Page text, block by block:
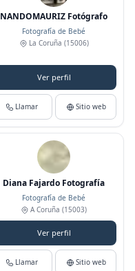
NANDOMAURIZ Fotógrafo
Fotografía de Bebé
La Coruña (15006)
Ver perfil
Llamar Sitio web
Diana Fajardo Fotografía
Fotografía de Bebé
A Coruña (15003)
Ver perfil
Llamar Sitio web